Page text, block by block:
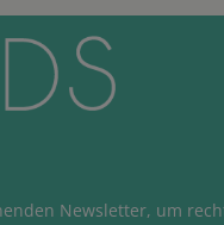
Newsletter, um